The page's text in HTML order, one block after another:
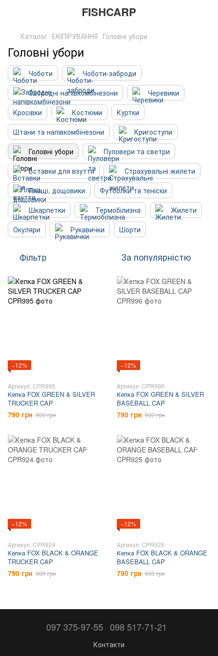
FISHCARP
Каталог ЕКІПІРУВАННЯ Головні убори
Головні убори
Чоботи
Чоботи-заброди
Забродні напівкомбінезони
Черевики
Кросівки
Костюми
Куртки
Штани та напівкомбінезони
Кригоступи
Головні убори
Пуловери та светри
Вставки для взуття
Страхувальні жилети
Плащі, дощовики
Футболки та теніски
Шкарпетки
Термобілизна
Жилети
Окуляри
Рукавички Шорти
Фільтр За популярністю
−12%
Артикул: CPR995
Кепка FOX GREEN & SILVER
TRUCKER CAP
790 грн 900 грн
−12%
Артикул: CPR996
Кепка FOX GREEN & SILVER
BASEBALL CAP
790 грн 900 грн
−12%
Артикул: CPR924
Кепка FOX BLACK & ORANGE
TRUCKER CAP
790 грн 900 грн
−12%
Артикул: CPR925
Кепка FOX BLACK & ORANGE
BASEBALL CAP
790 грн 900 грн
097 375-97-55 098 517-71-21
Контакти